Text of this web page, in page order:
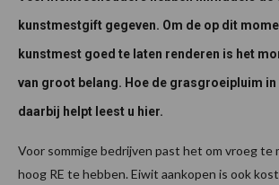
kunstmestgift gegeven. Om de op dit
kunstmest goed te laten renderen is het
van groot belang. Hoe de grasgroeipluim in
daarbij helpt leest u hier.
Voor sommige bedrijven past het om vroeg te
hoog RE te hebben. Eiwit aankopen is ook